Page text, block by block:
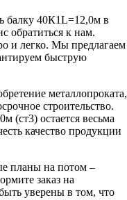
балку 40К1L=12,0м в
обратиться к нам.
и легко. Мы предлагаем
быструю
металлопроката,
строительство.
(ст3) остается весьма
качество продукции
планы на потом –
заказ на
уверены в том, что